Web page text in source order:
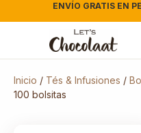
ENVÍO GRATIS EN
Inicio / Tés & Infusiones /
100 bolsitas